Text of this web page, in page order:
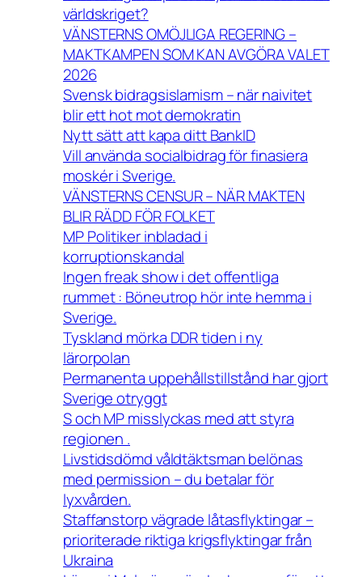
världskriget?
VÄNSTERNS OMÖJLIGA REGERING –
MAKTKAMPEN SOM KAN AVGÖRA VALET
2026
Svensk bidragsislamism – när naivitet
blir ett hot mot demokratin
Nytt sätt att kapa ditt BankID
Vill använda socialbidrag för finasiera
moskér i Sverige.
VÄNSTERNS CENSUR – NÄR MAKTEN
BLIR RÄDD FÖR FOLKET
MP Politiker inbladad i
korruptionskandal
Ingen freak show i det offentliga
rummet : Böneutrop hör inte hemma i
Sverige.
Tyskland mörka DDR tiden i ny
lärorpolan
Permanenta uppehållstillstånd har gjort
Sverige otryggt
S och MP misslyckas med att styra
regionen .
Livstidsdömd våldtäktsman belönas
med permission – du betalar för
lyxvården.
Staffanstorp vägrade låtasflyktingar –
prioriterade riktiga krigsflyktingar från
Ukraina